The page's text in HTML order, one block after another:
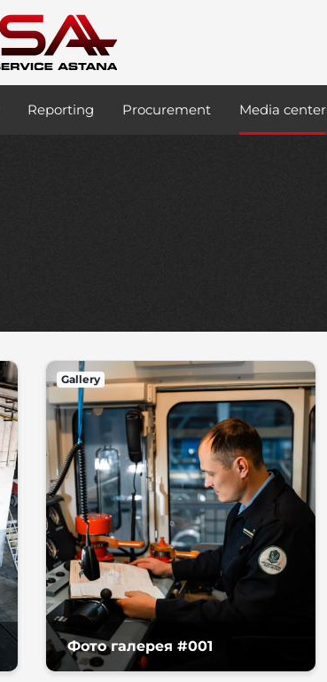
Reporting Procurement Media center
Gallery
Фото галерея #001